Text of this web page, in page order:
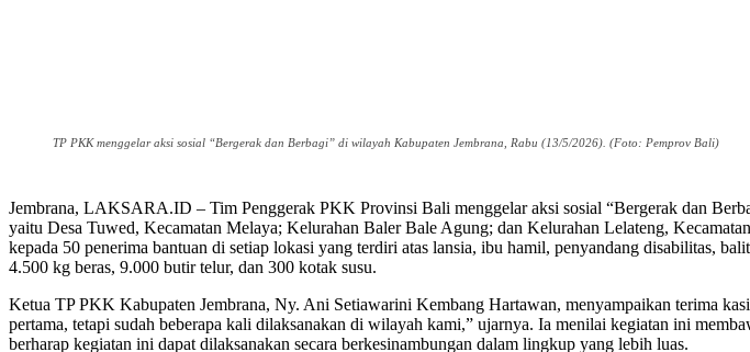
TP PKK menggelar aksi sosial “Bergerak dan Berbagi” di wilayah Kabupaten Jembrana, Rabu (13/5/2026). (Foto: Pemprov Bali)
Jembrana, LAKSARA.ID – Tim Penggerak PKK Provinsi Bali menggelar aksi sosial “Bergerak dan
yaitu Desa Tuwed, Kecamatan Melaya; Kelurahan Baler Bale Agung; dan Kelurahan Lelateng,
kepada 50 penerima bantuan di setiap lokasi yang terdiri atas lansia, ibu hamil, penyandang disabilitas,
4.500 kg beras, 9.000 butir telur, dan 300 kotak susu.
Ketua TP PKK Kabupaten Jembrana, Ny. Ani Setiawarini Kembang Hartawan, menyampaikan terima
pertama, tetapi sudah beberapa kali dilaksanakan di wilayah kami,” ujarnya. Ia menilai kegiatan ini
berharap kegiatan ini dapat dilaksanakan secara berkesinambungan dalam lingkup yang lebih luas.